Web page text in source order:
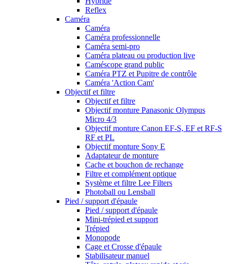
Reflex
Caméra
Caméra
Caméra professionnelle
Caméra semi-pro
Caméra plateau ou production live
Caméscope grand public
Caméra PTZ et Pupitre de contrôle
Caméra 'Action Cam'
Objectif et filtre
Objectif et filtre
Objectif monture Panasonic Olympus
Micro 4/3
Objectif monture Canon EF-S, EF et RF-S
RF et PL
Objectif monture Sony E
Adaptateur de monture
Cache et bouchon de rechange
Filtre et complément optique
Système et filtre Lee Filters
Photoball ou Lensball
Pied / support d'épaule
Pied / support d'épaule
Mini-trépied et support
Trépied
Monopode
Cage et Crosse d'épaule
Stabilisateur manuel